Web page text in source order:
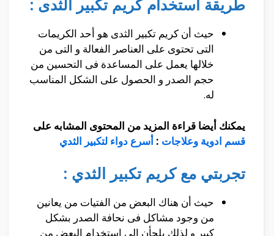
طريقة استخدام كريم تكبير الثدى :
حيث أن كريم تكبير الثدى هو أحد الكريمات
التى تحتوى على العناصر الفعالة و التى من
خلالها يعمل على المساعدة فى التحسين من
حجم الصدر و الحصول على الشكل المناسب
له.
يمكنك أيضا قراءة المزيد من المحتوى المشابه على
قسم ادوية وعلاجات : أسرع دواء لتكبير الثدي
تجربتي مع كريم تكبير الثدي :
حيث أن هناك البعض من الفتيات من يعانين
من وجود مشاكل فى نحافة الصدر بشكل
كبير و لذلك يلجأن إلى إستخدام البعض من